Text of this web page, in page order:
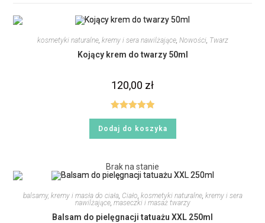
kosmetyki naturalne, kremy i sera nawilżające, Nowości, Twarz
Kojący krem do twarzy 50ml
120,00 zł
Oceniono
5.00 na 5
Dodaj do koszyka
Brak na stanie
balsamy, kremy i masła do ciała, Ciało, kosmetyki naturalne, kremy i sera
nawilżające, maseczki i masaż twarzy
Balsam do pielęgnacji tatuażu XXL 250ml